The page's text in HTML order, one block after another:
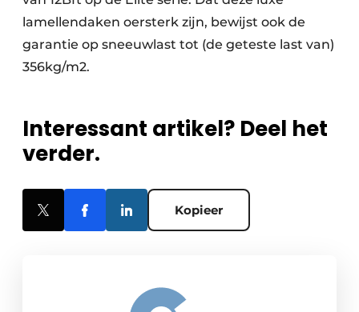
lamellendaken oersterk zijn, bewijst ook de
garantie op sneeuwlast tot (de geteste last van)
356kg/m2.
Interessant artikel? Deel het
verder.
Kopieer